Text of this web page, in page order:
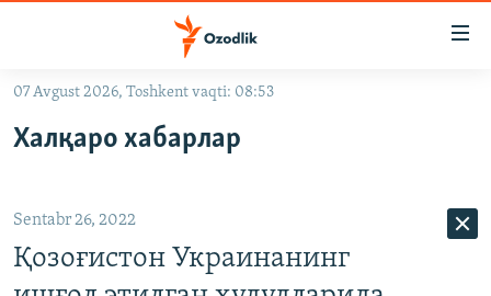
Асосий
навигацияга
Қидиришга
ўтинг
OZODVIDEO
На русском
07 Avgust 2026, Toshkent vaqti: 08:53
Халқаро хабарлар
Sentabr 26, 2022
Қозоғистон Украинанинг